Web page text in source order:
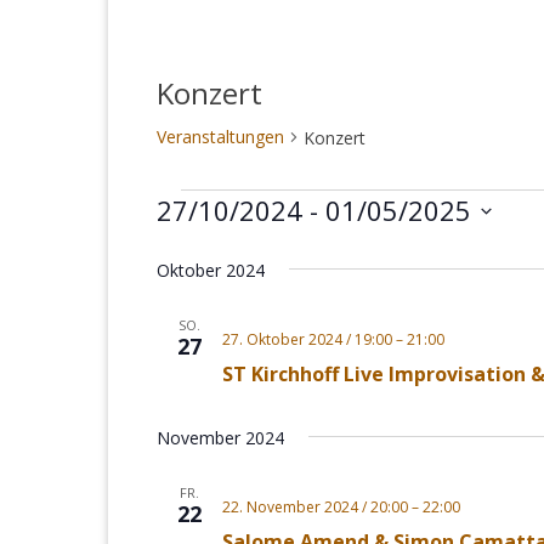
Konzert
Veranstaltungen Konzert
Veranstaltungen
27/10/2024 - 01/05/2025
wählen.
Oktober 2024
SO.
27
ST Kirchhoff Live Improvisation
27. Oktober 2024 / 19:00–21:00
November 2024
FR.
22 22. November 2024 / 20:00–22:00